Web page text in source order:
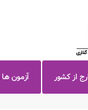
از کشور آزمون